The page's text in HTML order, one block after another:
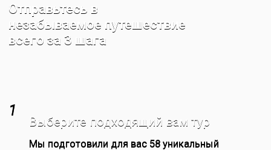
Отправьтесь в
незабываемое путешествие
всего за 3 шага
1
Выберите подходящий вам тур
Мы подготовили для вас 58 уникальный